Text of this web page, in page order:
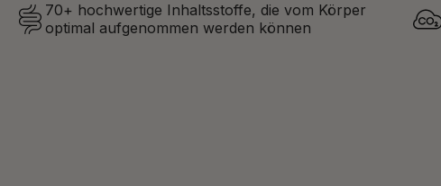
70+ hochwertige Inhaltsstoffe, die vom Körper
optimal aufgenommen werden können